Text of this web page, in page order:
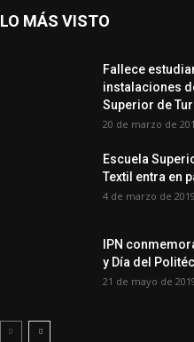
LO MÁS VISTO
Fallece
instalaciones
Superior de
20 de marzo de
Escuela
Textil entra en
4 de marzo de 2019
IPN
y Día del
21 de mayo de